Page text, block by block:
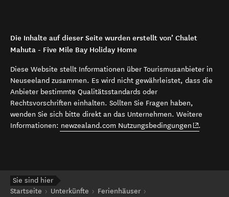
Die Inhalte auf dieser Seite wurden erstellt von’ Chalet
Mahuta - Five Mile Bay Holiday Home
Diese Website stellt Informationen über Tourismusanbieter in
Neuseeland zusammen. Es wird nicht gewährleistet, dass die
Anbieter bestimmte Qualitätsstandards oder
Rechtsvorschriften einhalten. Sollten Sie Fragen haben,
wenden Sie sich bitte direkt an das Unternehmen. Weitere
Informationen: newzealand.com Nutzungsbedingungen (opens in
.
Sie sind hier
Startseite
Unterkünfte
Ferienhäuser